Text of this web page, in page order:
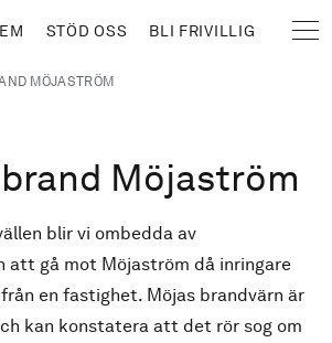
STÖD OSS BLI FRIVILLIG
MÖJASTRÖM
Möjaström
blir vi ombedda av
att gå mot Möjaström då inringare
en fastighet. Möjas brandvärn är
kan konstatera att det rör sog om